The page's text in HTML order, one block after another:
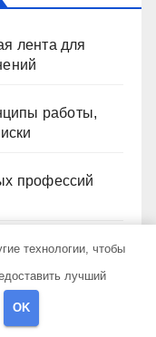
лента для
работы,
профессий
адрес и
технологии, чтобы
лучший
OK